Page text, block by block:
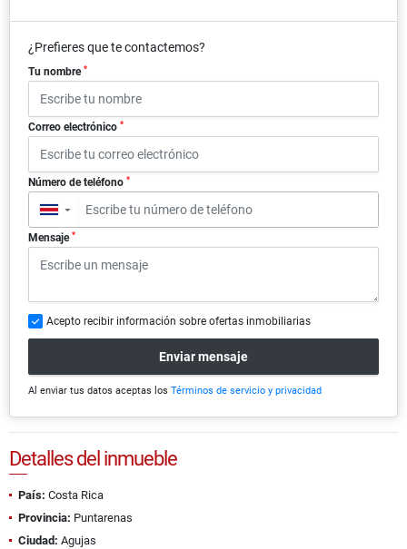
¿Prefieres que te contactemos?
Tu nombre *
Correo electrónico *
Número de teléfono *
▼
Mensaje *
Acepto recibir información sobre ofertas inmobiliarias
Enviar mensaje
Al enviar tus datos aceptas los Términos de servicio y privacidad
Detalles del inmueble
País: Costa Rica
Provincia: Puntarenas
Ciudad: Agujas